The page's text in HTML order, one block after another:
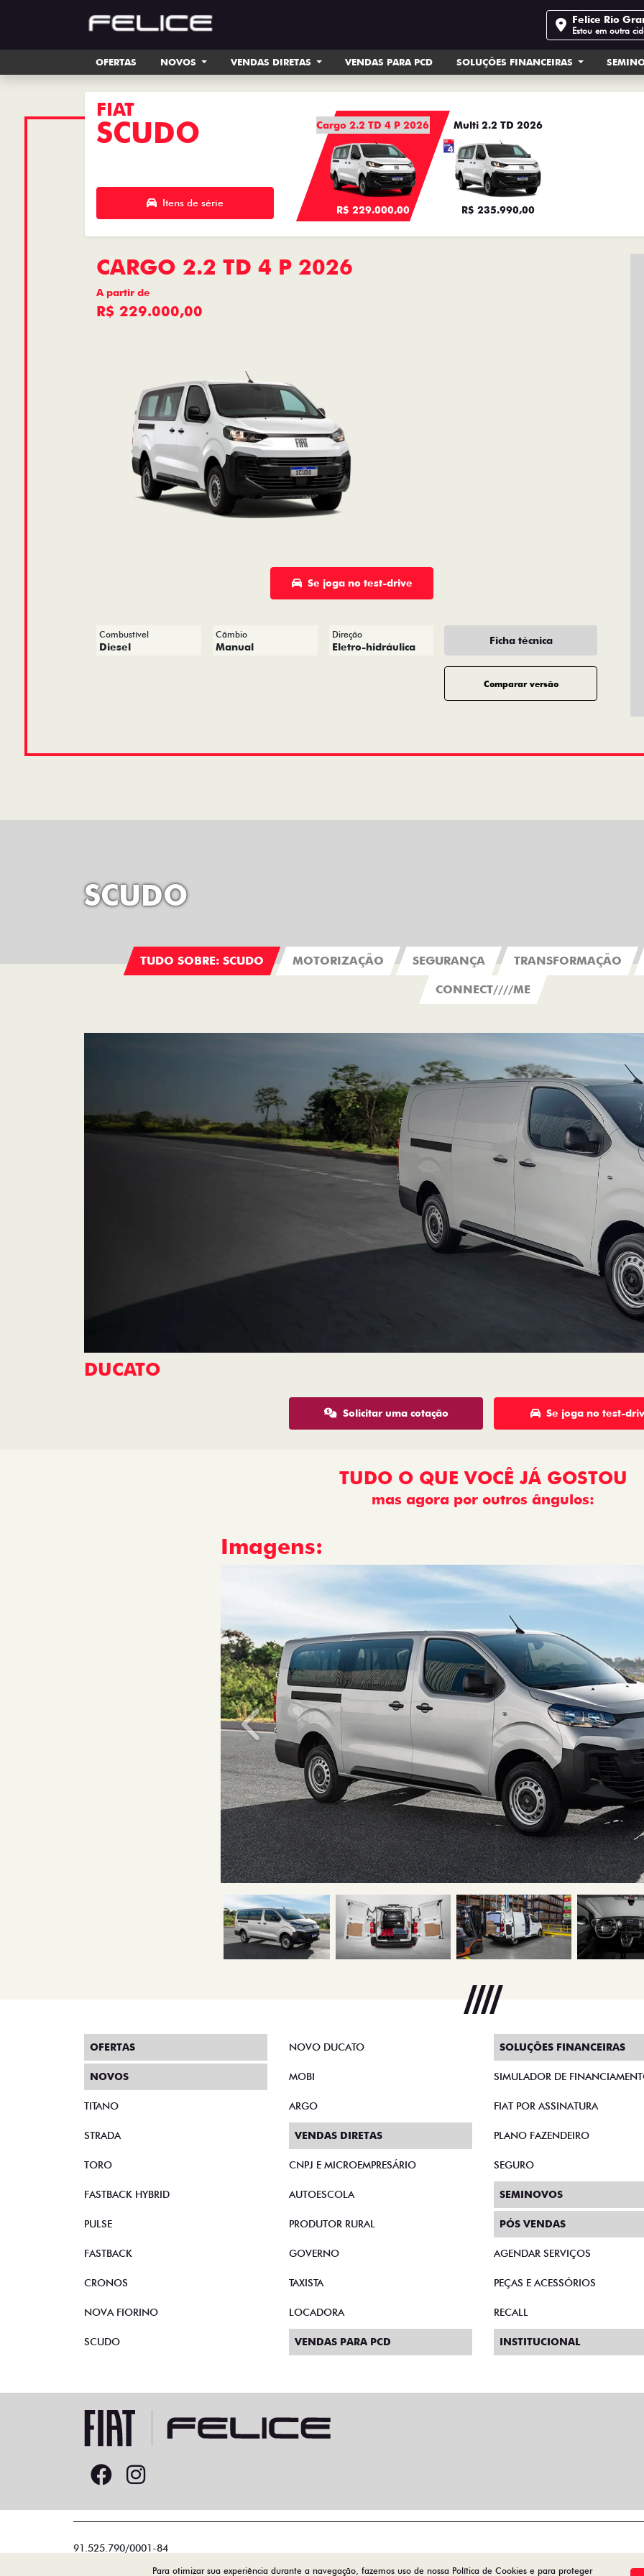
Felice Rio
Estou em outra
OFERTAS NOVOS VENDAS DIRETAS VENDAS PARA PCD SOLUÇÕES FINANCEIRAS
FIAT
SCUDO
Itens de série
Cargo 2.2 TD 4 P 2026
R$ 229.000,00
Multi 2.2 TD 2026
R$ 235.990,00
CARGO 2.2 TD 4 P 2026
A partir de
R$ 229.000,00
Se joga no test-drive
Combustível
Diesel
Câmbio
Manual
Direção
Eletro-hidráulica
Ficha técnica
Comparar versão
SCUDO
TUDO SOBRE: SCUDO MOTORIZAÇÃO SEGURANÇA TRANSFORMAÇÃO
CONNECT////ME
DUCATO
Solicitar uma cotação Se joga no test-
TUDO O QUE VOCÊ JÁ GOSTOU
mas agora por outros ângulos:
Imagens:
Anterior
OFERTAS
NOVOS
TITANO
STRADA
TORO
FASTBACK HYBRID
PULSE
FASTBACK
CRONOS
NOVA FIORINO
SCUDO
NOVO DUCATO
MOBI
ARGO
VENDAS DIRETAS
CNPJ E MICROEMPRESÁRIO
AUTOESCOLA
PRODUTOR RURAL
GOVERNO
TAXISTA
LOCADORA
VENDAS PARA PCD
SOLUÇÕES FINANCEIRAS
SIMULADOR DE
FIAT POR ASSINATURA
PLANO FAZENDEIRO
SEGURO
SEMINOVOS
PÓS VENDAS
AGENDAR SERVIÇOS
PEÇAS E ACESSÓRIOS
RECALL
INSTITUCIONAL
91.525.790/0001-84
Para otimizar sua experiência durante a navegação, fazemos uso de nossa Política de Cookies e para proteger